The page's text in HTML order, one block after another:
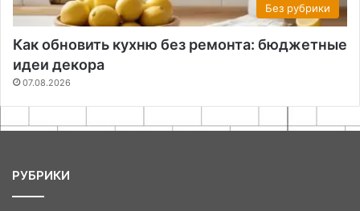
Без рубрики
Как обновить кухню без ремонта: бюджетные
идеи декора
07.08.2026
РУБРИКИ